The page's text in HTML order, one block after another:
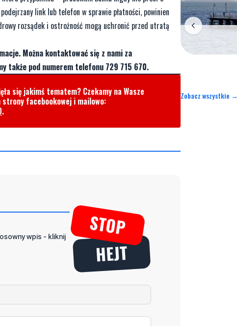
link lub telefon w sprawie płatności, powinien
rozsądek i ostrożność mogą uchronić przed utratą
Można kontaktować się z nami za
także pod numerem telefonu 729 715 670.
się jakimś tematem? Czekamy na Wasze
facebookowej i mailowo:
.
wpis - kliknij
Zobacz wszystkie →